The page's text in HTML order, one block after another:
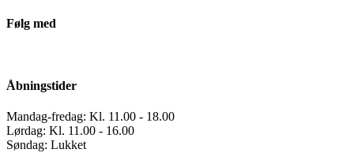
Følg med
Åbningstider
Mandag-fredag: Kl. 11.00 - 18.00
Lørdag: Kl. 11.00 - 16.00
Søndag: Lukket